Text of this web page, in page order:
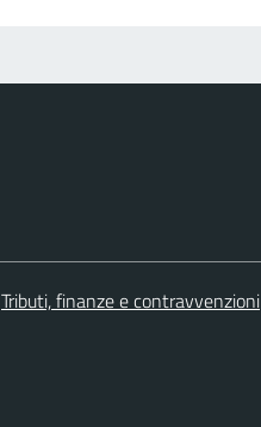
Tributi, finanze e contravvenzioni